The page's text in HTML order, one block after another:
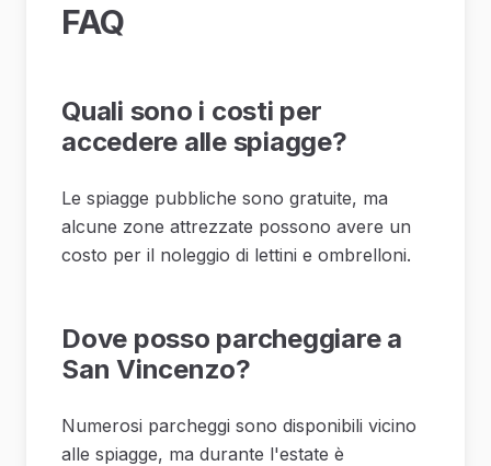
FAQ
Quali sono i costi per
accedere alle spiagge?
Le spiagge pubbliche sono gratuite, ma
alcune zone attrezzate possono avere un
costo per il noleggio di lettini e ombrelloni.
Dove posso parcheggiare a
San Vincenzo?
Numerosi parcheggi sono disponibili vicino
alle spiagge, ma durante l'estate è